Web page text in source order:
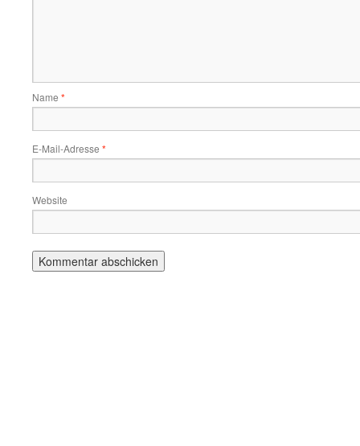
Name *
E-Mail-Adresse *
Website